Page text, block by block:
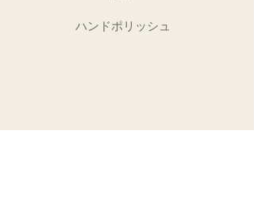
ハンドポリッシュ